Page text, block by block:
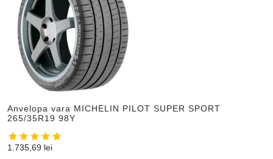
Anvelopa vara MICHELIN PILOT SUPER SPORT
265/35R19 98Y
1.735,69 lei